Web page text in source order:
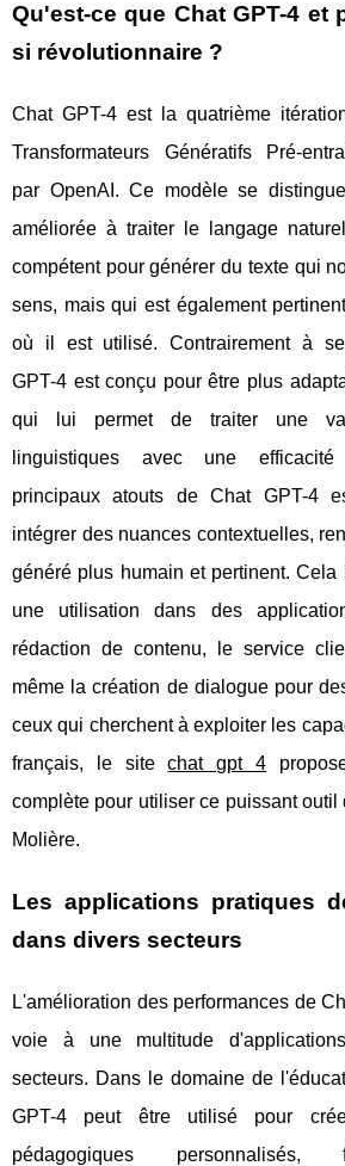
Qu'est-ce que Chat GPT-4 et
si révolutionnaire ?
Chat GPT-4 est la quatrième
Transformateurs Génératifs Pré-
par OpenAI. Ce modèle se
améliorée à traiter le langage
compétent pour générer du texte qui
sens, mais qui est également
où il est utilisé. Contrairement à
GPT-4 est conçu pour être plus
qui lui permet de traiter une
linguistiques avec une
principaux atouts de Chat GPT-4
intégrer des nuances contextuelles,
généré plus humain et pertinent.
une utilisation dans des
rédaction de contenu, le service
même la création de dialogue pour
ceux qui cherchent à exploiter les
français, le sitechat gpt 4
complète pour utiliser ce puissant
Molière.
Les applications pratiques
dans divers secteurs
L'amélioration des performances de
voie à une multitude
secteurs. Dans le domaine de
GPT-4 peut être utilisé pour
pédagogiques